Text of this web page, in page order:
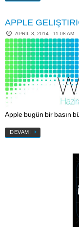
APPLE
APRIL 3, 2014 - 11:08 AM
Apple bugün bir basın
DEVAMI